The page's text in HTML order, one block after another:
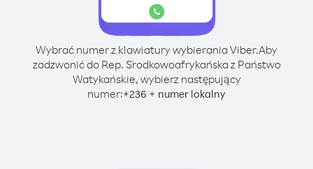
Wybrać numer z klawiatury wybierania Viber.Aby
zadzwonić do Rep. Środkowoafrykańska z Państwo
Watykańskie, wybierz następujący
numer:+236 + numer lokalny